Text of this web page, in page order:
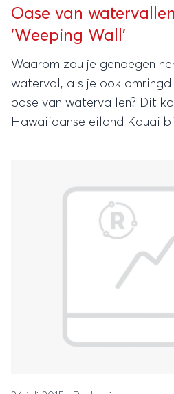
Oase van
'Weeping Wall'
Waarom zou je genoegen
waterval, als je ook omringd
oase van watervallen? Dit
Hawaiiaanse eiland Kauai